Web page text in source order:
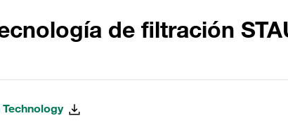
de filtración
Technology